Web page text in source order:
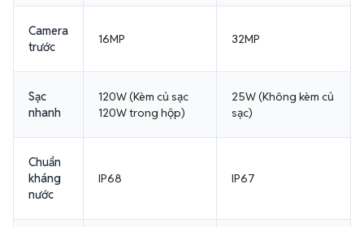
Camera
trước
16MP 32MP
Sạc
nhanh
120W (Kèm củ sạc
120W trong hộp)
25W (Không kèm củ
sạc)
Chuẩn
kháng
nước
IP68 IP67